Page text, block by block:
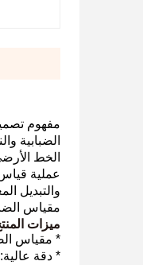
الخط
عملية
والتبديل
مقياس
ميزات
* مقياس
* دقة عالية: دقة